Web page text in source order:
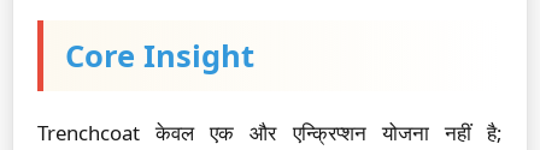
Core Insight
Trenchcoat केवल एक और एन्क्रिप्शन योजना नहीं है;